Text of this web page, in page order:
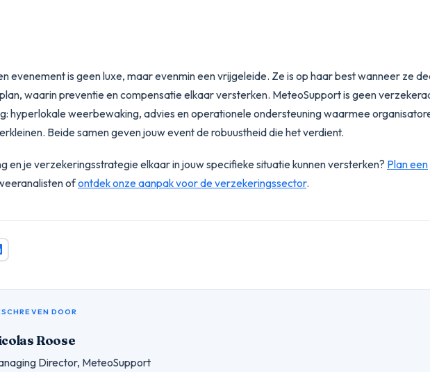
evenement is geen luxe, maar evenmin een vrijgeleide. Ze is op haar best wanneer ze
waarin preventie en compensatie elkaar versterken. MeteoSupport is geen
hyperlokale weerbewaking, advies en operationele ondersteuning waarmee
Beide samen geven jouw event de robuustheid die het verdient.
en je verzekeringsstrategie elkaar in jouw specifieke situatie kunnen versterken? Plan een
ofontdek onze aanpak voor de verzekeringssector.
DOOR
Roose
Director, MeteoSupport